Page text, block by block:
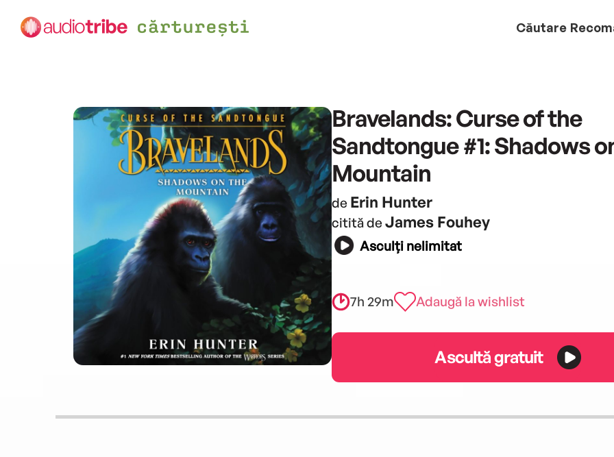
Căutare
Bravelands: Curse of the
Sandtongue #1: Shadows
Mountain
de Erin Hunter
citită de James Fouhey
Asculți nelimitat
7h 29m Adaugă la wishlist
Ascultă gratuit